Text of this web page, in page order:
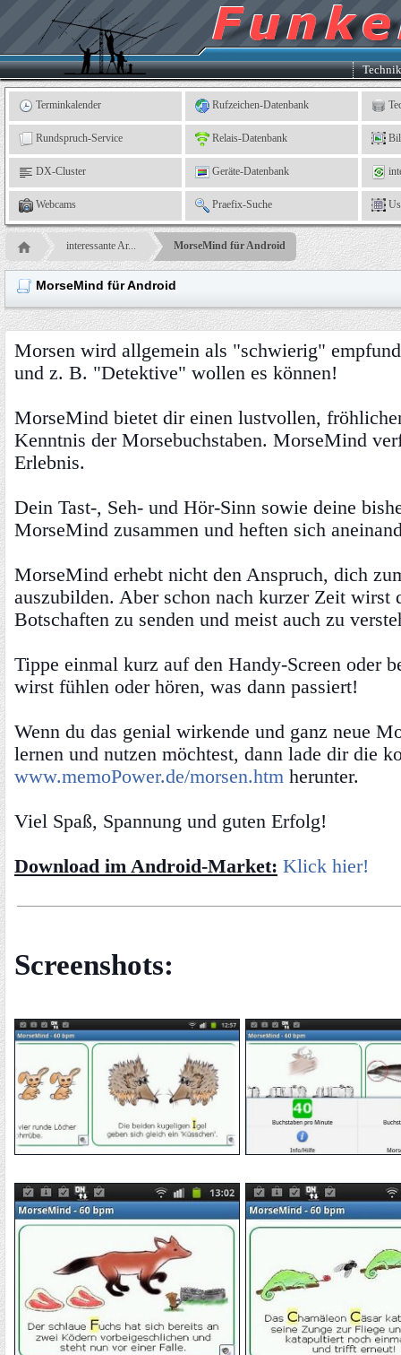
Kleingartenverein
e.
V.,
Leinefelde
Terminkalender Rufzeichen-Datenbank
Rundspruch-Service Relais-Datenbank
DX-Cluster Geräte-Datenbank
Webcams Praefix-Suche
interessante Ar... MorseMind für Android
MorseMind für Android
Morsen wird allgemein als "schwierig"
und z. B. "Detektive" wollen es können!
MorseMind bietet dir einen lustvollen,
Kenntnis der Morsebuchstaben. MorseMind
Erlebnis.
Dein Tast-, Seh- und Hör-Sinn sowie deine
MorseMind zusammen und heften sich
MorseMind erhebt nicht den Anspruch, dich
auszubilden. Aber schon nach kurzer Zeit wirst
Botschaften zu senden und meist auch zu
Tippe einmal kurz auf den Handy-Screen oder
wirst fühlen oder hören, was dann passiert!
Wenn du das genial wirkende und ganz neue
lernen und nutzen möchtest, dann lade dir die
www.memoPower.de/morsen.htm herunter.
Viel Spaß, Spannung und guten Erfolg!
Download im Android-Market: Klick hier!
Screenshots: